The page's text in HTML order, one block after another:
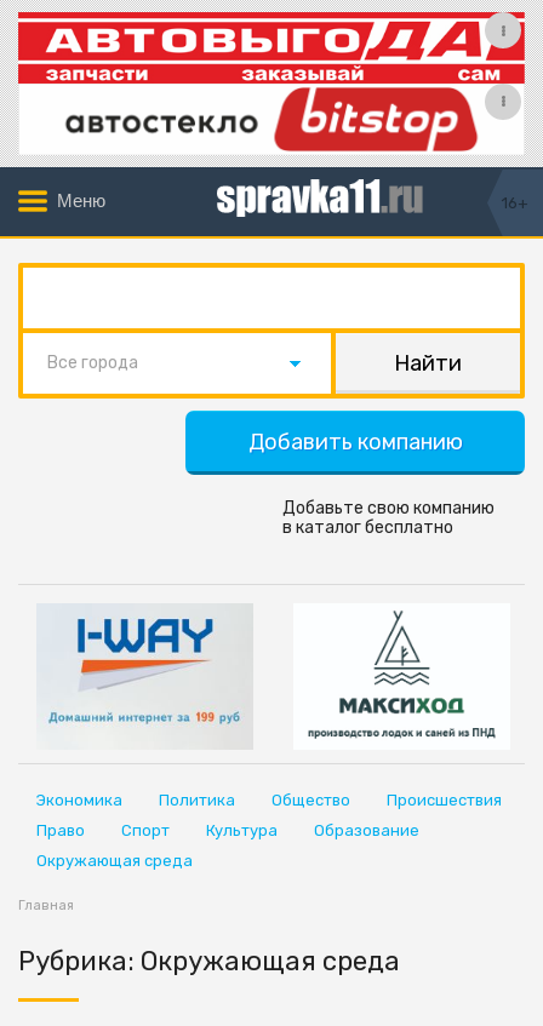
Меню 16+
Все города
Добавить компанию
Добавьте свою компанию
в каталог бесплатно
Экономика Политика Общество
Происшествия
Право
Спорт Культура
Образование
Окружающая среда
Главная
Рубрика: Окружающая среда